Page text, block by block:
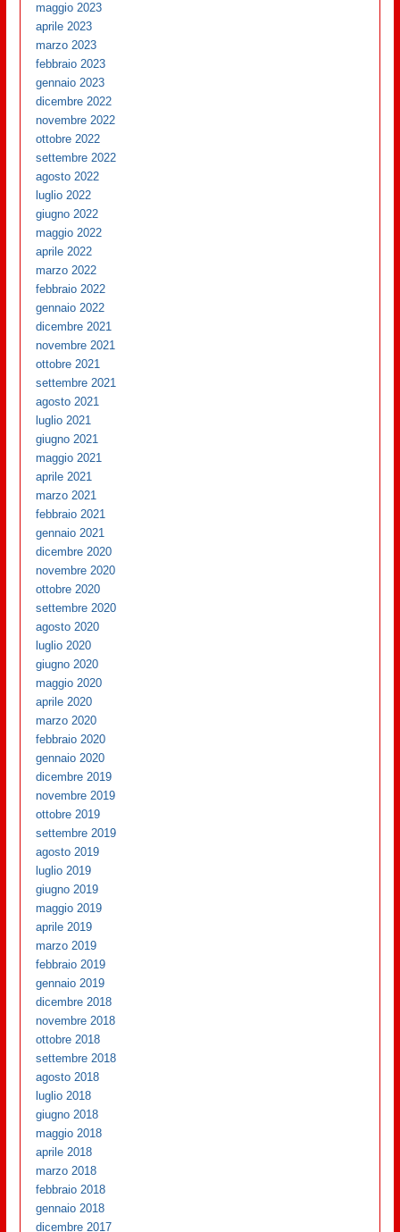
maggio 2023
aprile 2023
marzo 2023
febbraio 2023
gennaio 2023
dicembre 2022
novembre 2022
ottobre 2022
settembre 2022
agosto 2022
luglio 2022
giugno 2022
maggio 2022
aprile 2022
marzo 2022
febbraio 2022
gennaio 2022
dicembre 2021
novembre 2021
ottobre 2021
settembre 2021
agosto 2021
luglio 2021
giugno 2021
maggio 2021
aprile 2021
marzo 2021
febbraio 2021
gennaio 2021
dicembre 2020
novembre 2020
ottobre 2020
settembre 2020
agosto 2020
luglio 2020
giugno 2020
maggio 2020
aprile 2020
marzo 2020
febbraio 2020
gennaio 2020
dicembre 2019
novembre 2019
ottobre 2019
settembre 2019
agosto 2019
luglio 2019
giugno 2019
maggio 2019
aprile 2019
marzo 2019
febbraio 2019
gennaio 2019
dicembre 2018
novembre 2018
ottobre 2018
settembre 2018
agosto 2018
luglio 2018
giugno 2018
maggio 2018
aprile 2018
marzo 2018
febbraio 2018
gennaio 2018
dicembre 2017